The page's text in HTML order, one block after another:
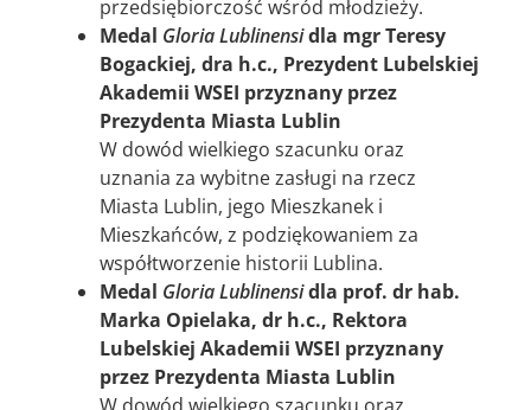
przedsiębiorczość wśród młodzieży.
Medal GloriaLublinensidla mgr Teresy
Bogackiej, dra h.c., Prezydent Lubelskiej
Akademii WSEI przyznany przez
Prezydenta Miasta Lublin
W dowód wielkiego szacunku oraz
uznania za wybitne zasługi na rzecz
Miasta Lublin, jego Mieszkanek i
Mieszkańców, z podziękowaniem za
współtworzenie historii Lublina.
Medal GloriaLublinensidla prof. dr hab.
Marka Opielaka, dr h.c., Rektora
Lubelskiej Akademii WSEI przyznany
przez Prezydenta Miasta Lublin